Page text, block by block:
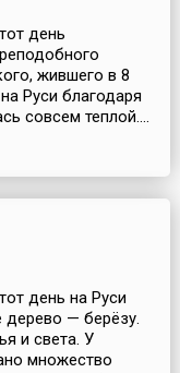
день
жившего в 8
Руси благодаря
совсем теплой....
день на Руси
— берёзу.
и света. У
множество